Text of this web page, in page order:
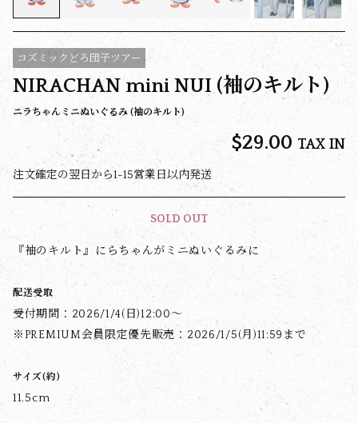
コズミックどろ団子ツアー
NIRACHAN mini NUI (袖のキルト)
ニラちゃんミニぬいぐるみ (袖のキルト)
$‌29.00 TAX IN
注文確定の翌日から1-15営業日以内発送
SOLD OUT
『袖のキルト』にらちゃんがミニぬいぐるみに
配送受取
受付期間：2026/1/4(日)12:00〜
※PREMIUM会員限定優先販売：2026/1/5(月)11:59まで
サイズ(約)
11.5cm